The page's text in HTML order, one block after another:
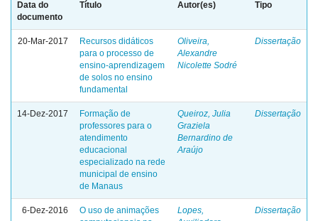
Data do
documento
Título Autor(es) Tipo
20-Mar-2017
Recursos didáticos
para o processo de
ensino-aprendizagem
de solos no ensino
fundamental
Oliveira,
Alexandre
Nicolette Sodré
Dissertação
14-Dez-2017
Formação de
professores para o
atendimento
educacional
especializado na rede
municipal de ensino
de Manaus
Queiroz, Julia
Graziela
Bernardino de
Araújo
Dissertação
6-Dez-2016
O uso de animações
Lopes,
Dissertação